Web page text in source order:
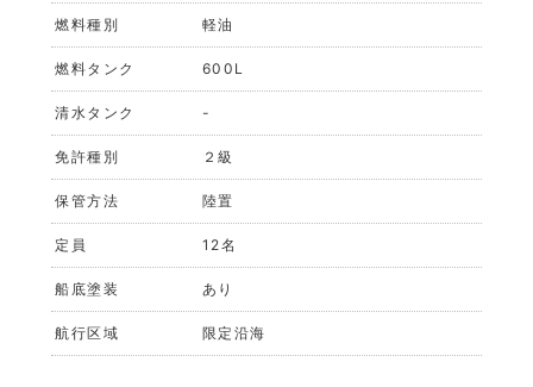
燃料種別 軽油
燃料タンク 600L
清水タンク -
免許種別 ２級
保管方法 陸置
定員 12名
船底塗装 あり
航行区域 限定沿海